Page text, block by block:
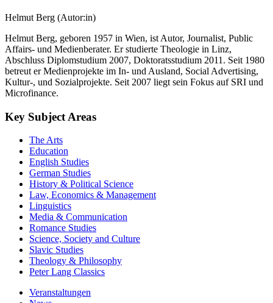
Helmut Berg (Autor:in)
Helmut Berg, geboren 1957 in Wien, ist Autor, Journalist, Public
Affairs- und Medienberater. Er studierte Theologie in Linz,
Abschluss Diplomstudium 2007, Doktoratsstudium 2011. Seit 1980
betreut er Medienprojekte im In- und Ausland, Social Advertising,
Kultur-, und Sozialprojekte. Seit 2007 liegt sein Fokus auf SRI und
Microfinance.
Key Subject Areas
The Arts
Education
English Studies
German Studies
History & Political Science
Law, Economics & Management
Linguistics
Media & Communication
Romance Studies
Science, Society and Culture
Slavic Studies
Theology & Philosophy
Peter Lang Classics
Veranstaltungen